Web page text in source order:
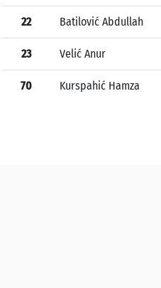
22 Batilović Abdullah
23 Velić Anur
70 Kurspahić Hamza